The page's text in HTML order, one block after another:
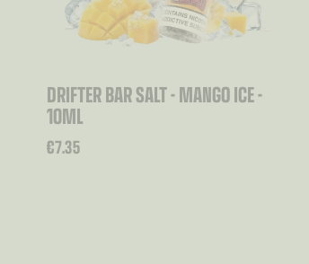
DRIFTER BAR SALT - MANGO ICE -
10ML
€7.35